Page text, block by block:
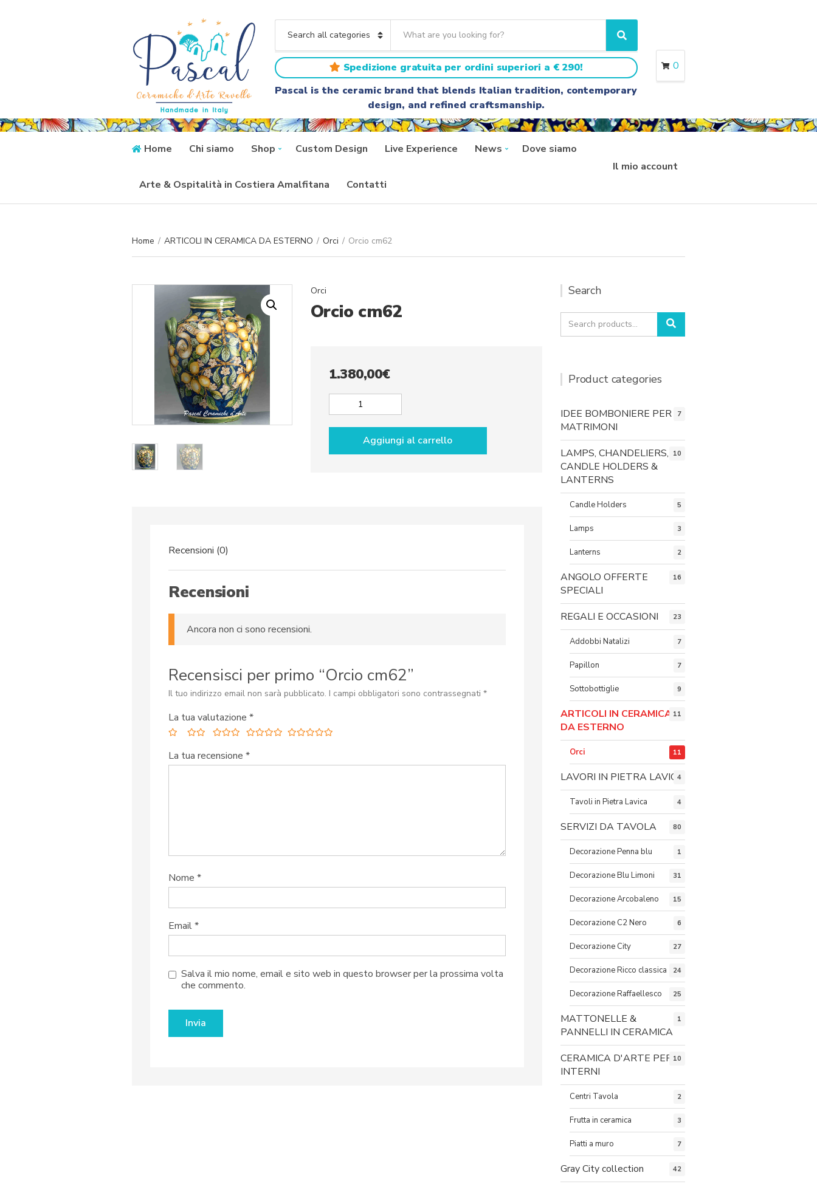
a
t
e
g
o
y
n
m
a
r
c
h
t
e
x
t
S
e
a
r
c
h
Spedizione gratuita per ordini superiori a € 290!
Pascal is the ceramic brand that blends Italian tradition, contemporary
design, and refined craftsmanship.
0
Home Chi siamo Shop Custom Design Live Experience News Dove siamo
Arte & Ospitalità in Costiera Amalfitana Contatti
Il mio account
Home / ARTICOLI IN CERAMICA DA ESTERNO / Orci / Orcio cm62
Orci
Orcio cm62
1.380,00€
Aggiungi al carrello
Recensioni (0)
Recensioni
Ancora non ci sono recensioni.
Recensisci per primo “Orcio cm62”
Il tuo indirizzo email non sarà pubblicato. I campi obbligatori sono contrassegnati *
La tua valutazione *
La tua recensione *
Nome *
Email*
Salva il mio nome, email e sito web in questo browser per la prossima volta
che commento.
Search
Search
for:
Search
Product categories
IDEE BOMBONIERE PER
MATRIMONI
7
LAMPS, CHANDELIERS,
CANDLE HOLDERS &
LANTERNS
10
Candle Holders 5
Lamps 3
Lanterns 2
ANGOLO OFFERTE
SPECIALI
16
REGALI E OCCASIONI 23
Addobbi Natalizi 7
Papillon 7
Sottobottiglie 9
ARTICOLI IN CERAMICA
DA ESTERNO
11
Orci 11
LAVORI IN PIETRA LAVICA
4
Tavoli in Pietra Lavica 4
SERVIZI DA TAVOLA 80
Decorazione Penna blu 1
Decorazione Blu Limoni 31
Decorazione Arcobaleno 15
Decorazione C2 Nero 6
Decorazione City 27
Decorazione Ricco classica 24
Decorazione Raffaellesco 25
MATTONELLE &
PANNELLI IN CERAMICA
1
CERAMICA D'ARTE PER
INTERNI
10
Centri Tavola 2
Frutta in ceramica 3
Piatti a muro 7
Gray City collection 42